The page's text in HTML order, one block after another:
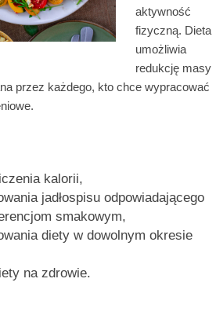
aktywność
fizyczną. Dieta
umożliwia
redukcję masy
przez każdego, kto chce wypracować
kalorii,
jadłospisu odpowiadającego
smakowym,
diety w dowolnym okresie
na zdrowie.